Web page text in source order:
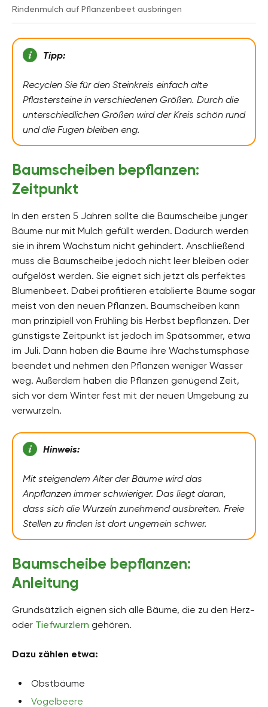
Rindenmulch auf Pflanzenbeet ausbringen
Tipp:
Recyclen Sie für den Steinkreis einfach alte
Pflastersteine in verschiedenen Größen. Durch die
unterschiedlichen Größen wird der Kreis schön rund
und die Fugen bleiben eng.
Baumscheiben bepflanzen:
Zeitpunkt
In den ersten 5 Jahren sollte die Baumscheibe junger
Bäume nur mit Mulch gefüllt werden. Dadurch werden
sie in ihrem Wachstum nicht gehindert. Anschließend
muss die Baumscheibe jedoch nicht leer bleiben oder
aufgelöst werden. Sie eignet sich jetzt als perfektes
Blumenbeet. Dabei profitieren etablierte Bäume sogar
meist von den neuen Pflanzen. Baumscheiben kann
man prinzipiell von Frühling bis Herbst bepflanzen. Der
günstigste Zeitpunkt ist jedoch im Spätsommer, etwa
im Juli. Dann haben die Bäume ihre Wachstumsphase
beendet und nehmen den Pflanzen weniger Wasser
weg. Außerdem haben die Pflanzen genügend Zeit,
sich vor dem Winter fest mit der neuen Umgebung zu
verwurzeln.
Hinweis:
Mit steigendem Alter der Bäume wird das
Anpflanzen immer schwieriger. Das liegt daran,
dass sich die Wurzeln zunehmend ausbreiten. Freie
Stellen zu finden ist dort ungemein schwer.
Baumscheibe bepflanzen:
Anleitung
Grundsätzlich eignen sich alle Bäume, die zu den Herz-
oder Tiefwurzlern gehören.
Dazu zählen etwa:
Obstbäume
Vogelbeere